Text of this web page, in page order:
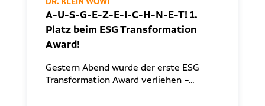
A-U-S-G-E-Z-E-I-C-H-N-E-T! 1.
Platz beim ESG Transformation
Award!
Gestern Abend wurde der erste ESG
Transformation Award verliehen –…